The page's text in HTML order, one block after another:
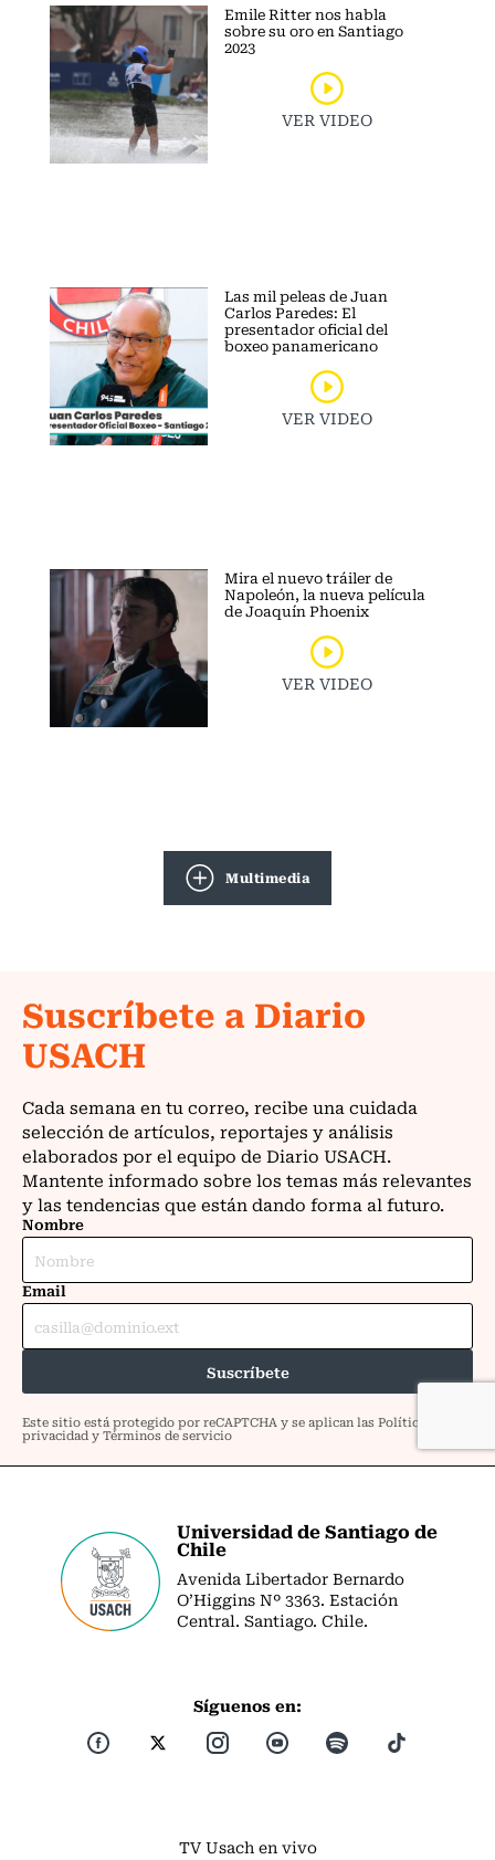
Emile Ritter nos habla
sobre su oro en Santiago
2023
VER VIDEO
Las mil peleas de Juan
Carlos Paredes: El
presentador oficial del
boxeo panamericano
VER VIDEO
Mira el nuevo tráiler de
Napoleón, la nueva película
de Joaquín Phoenix
VER VIDEO
Multimedia
Universidad de Santiago de
Chile
Avenida Libertador Bernardo
O’Higgins Nº 3363. Estación
Central. Santiago. Chile.
Síguenos en:
TV Usach en vivo